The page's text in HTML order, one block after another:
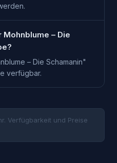
Mohnblume – Die
– Die Schamanin"
verfügbar.
Verfügbarkeit und Preise